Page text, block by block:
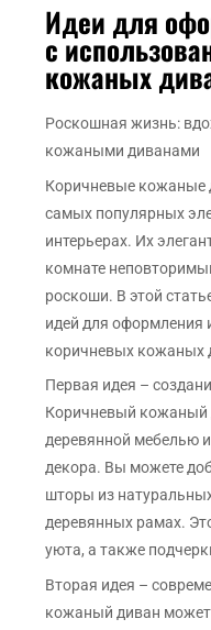
Идеи для
с
кожаных
Роскошная жизнь:
кожаными диванами
Коричневые кожаные
самых популярных
интерьерах. Их
комнате
роскоши. В этой
идей для оформления
коричневых кожаных
Первая идея –
Коричневый кожаный
деревянной мебелью
декора. Вы можете
шторы из
деревянных рамах.
уюта, а также
Вторая идея –
кожаный диван